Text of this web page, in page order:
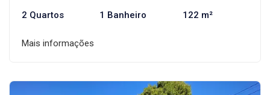
2 Quartos 1 Banheiro 122 m²
Mais informações